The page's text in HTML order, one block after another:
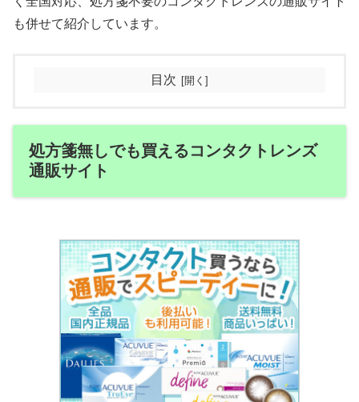
も併せて紹介しています。
目次
処方箋無しでも買えるコンタクトレンズ
通販サイト